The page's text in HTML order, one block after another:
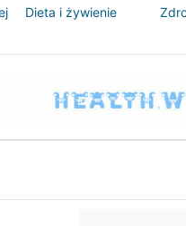
Dieta i żywienie